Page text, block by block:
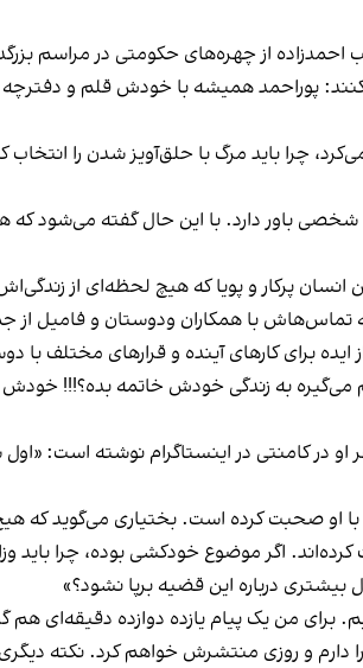
از چهره‌های حکومتی در مراسم
می‌کنند: پوراحمد همیشه با خودش قلم و
چرا باید مرگ با حلق‌آویز شدن را انتخاب
شخصی باور دارد. با این حال گفته می‌شود
انسان پر‌کار و پویا که هیچ لحظه‌ای از
با همکاران ودوستان و فامیل از
برای کارهای آینده و قرارهای مختلف با
به زندگی خودش خاتمه بده؟!!!
او در کامنتی در اینستاگرام نوشته است:
با او صحبت کرده است. بختیاری می‌گوید که
اگر موضوع خودکشی بوده، چرا باید
بیشتری درباره این قضیه برپا نشود؟»
من یک پیام یازده دوازده دقیقه‌ای هم
دارم و روزی منتشرش خواهم کرد. نکته